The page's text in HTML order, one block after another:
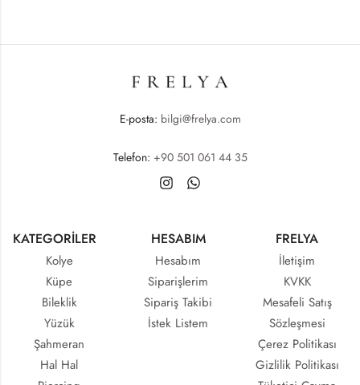
E-posta: bilgi@frelya.com
Telefon: +90 501 061 44 35
KATEGORİLER
Kolye
Küpe
Bileklik
Yüzük
Şahmeran
Hal Hal
HESABIM
Hesabım
Siparişlerim
Sipariş Takibi
İstek Listem
FRELYA
İletişim
KVKK
Mesafeli Satış
Sözleşmesi
Çerez Politikası
Gizlilik Politikası